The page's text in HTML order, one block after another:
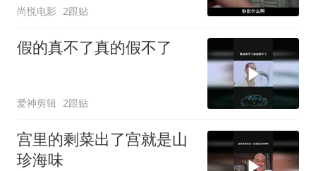
尚悦电影 2跟贴
假的真不了真的假不了
爱神剪辑 2跟贴
宫里的剩菜出了宫就是山
珍海味